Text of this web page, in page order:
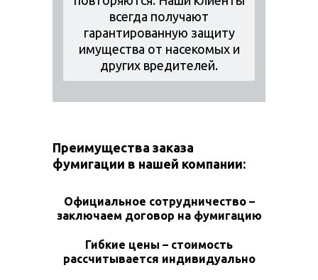
всегда получают
гарантированную защиту
имущества от насекомых и
других вредителей.
Преимущества заказа
фумигации в нашей компании:
Официальное сотрудничество –
заключаем договор на фумигацию
Гибкие цены – стоимость
рассчитывается индивидуально